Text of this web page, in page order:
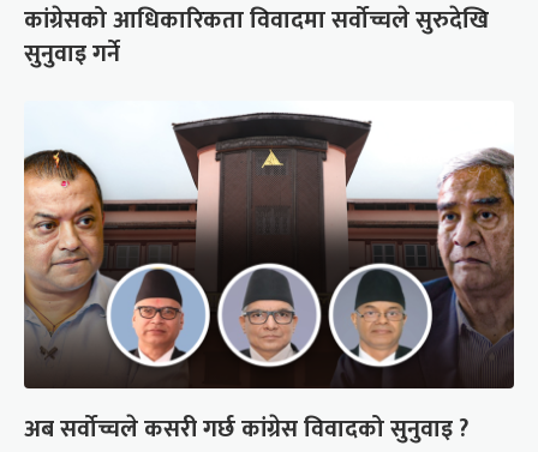
कांग्रेसको आधिकारिकता विवादमा सर्वोच्चले सुरुदेखि
सुनुवाइ गर्ने
अब सर्वोच्चले कसरी गर्छ कांग्रेस विवादको सुनुवाइ ?